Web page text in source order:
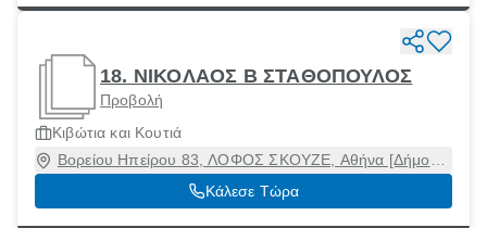
18. ΝΙΚΟΛΑΟΣ Β ΣΤΑΘΟΠΟΥΛΟΣ
Προβολή
Κιβώτια και Κουτιά
Βορείου Ηπείρου 83, ΛΟΦΟΣ ΣΚΟΥΖΕ, Αθήνα [Δήμος],
Αττική, 10444
Κάλεσε Τώρα